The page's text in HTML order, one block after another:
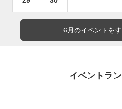
6月のイベントを
イベントラ